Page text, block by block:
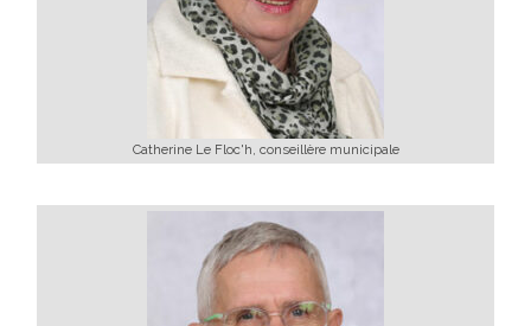
Catherine Le Floc'h, conseillère municipale